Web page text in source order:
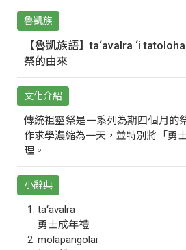
魯凱族
【魯凱族語】ta‘avalra ‘i
祭的由來
文化介紹
傳統祖靈祭是一系列為期四個月的
作求學濃縮為一天，並特別將「勇
理。
小辭典
ta‘avalra
勇士成年禮
molapangolai